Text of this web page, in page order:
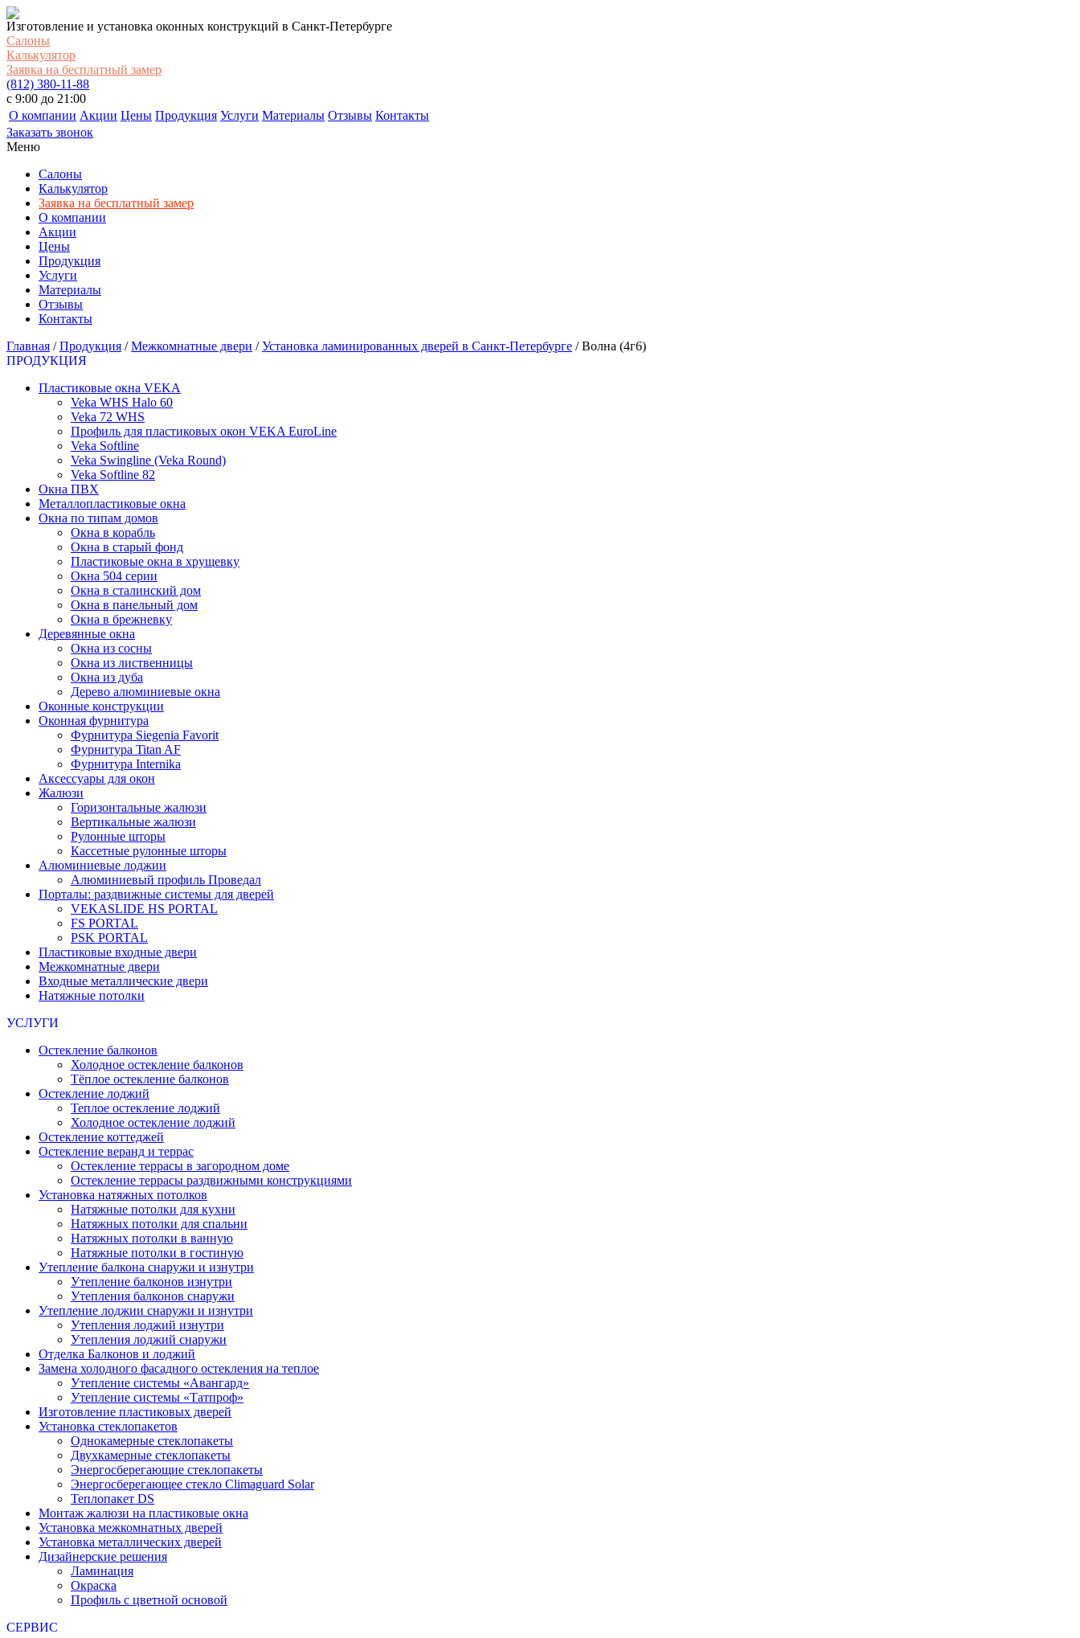
Изготовление и установка оконных конструкций в Санкт-Петербурге
Салоны
Калькулятор
Заявка на бесплатный замер
(812) 380-11-88
c 9:00 до 21:00
О компании Акции Цены Продукция Услуги Материалы Отзывы Контакты
Заказать звонок
Меню
Салоны
Калькулятор
Заявка на бесплатный замер
О компании
Акции
Цены
Продукция
Услуги
Материалы
Отзывы
Контакты
Главная /Продукция /Межкомнатные двери /Установка ламинированных дверей в Санкт-Петербурге /Волна (4г6)
ПРОДУКЦИЯ
Пластиковые окна VEKA
Veka WHS Halo 60
Veka 72 WHS
Профиль для пластиковых окон VEKA EuroLine
Veka Softline
Veka Swingline (Veka Round)
Veka Softline 82
Окна ПВХ
Металлопластиковые окна
Окна по типам домов
Окна в корабль
Окна в старый фонд
Пластиковые окна в хрущевку
Окна 504 серии
Окна в сталинский дом
Окна в панельный дом
Окна в брежневку
Деревянные окна
Окна из сосны
Окна из лиственницы
Окна из дуба
Дерево алюминиевые окна
Оконные конструкции
Оконная фурнитура
Фурнитура Siegenia Favorit
Фурнитура Titan AF
Фурнитура Internika
Аксессуары для окон
Жалюзи
Горизонтальные жалюзи
Вертикальные жалюзи
Рулонные шторы
Кассетные рулонные шторы
Алюминиевые лоджии
Алюминиевый профиль Проведал
Порталы: раздвижные системы для дверей
VEKASLIDE HS PORTAL
FS PORTAL
PSK PORTAL
Пластиковые входные двери
Межкомнатные двери
Входные металлические двери
Натяжные потолки
УСЛУГИ
Остекление балконов
Холодное остекление балконов
Тёплое остекление балконов
Остекление лоджий
Теплое остекление лоджий
Холодное остекление лоджий
Остекление коттеджей
Остекление веранд и террас
Остекление террасы в загородном доме
Остекление террасы раздвижными конструкциями
Установка натяжных потолков
Натяжные потолки для кухни
Натяжных потолки для спальни
Натяжных потолки в ванную
Натяжные потолки в гостиную
Утепление балкона снаружи и изнутри
Утепление балконов изнутри
Утепления балконов снаружи
Утепление лоджии снаружи и изнутри
Утепления лоджий изнутри
Утепления лоджий снаружи
Отделка Балконов и лоджий
Замена холодного фасадного остекления на теплое
Утепление системы «Авангард»
Утепление системы «Татпроф»
Изготовление пластиковых дверей
Установка стеклопакетов
Однокамерные стеклопакеты
Двухкамерные стеклопакеты
Энергосберегающие стеклопакеты
Энергосберегающее стекло Climaguard Solar
Теплопакет DS
Монтаж жалюзи на пластиковые окна
Установка межкомнатных дверей
Установка металлических дверей
Дизайнерские решения
Ламинация
Окраска
Профиль с цветной основой
СЕРВИС